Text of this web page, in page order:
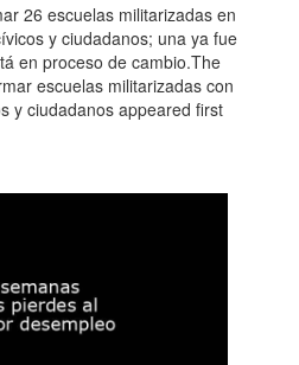
26 escuelas militarizadas en
y ciudadanos; una ya fue
en proceso de cambio.The
escuelas militarizadas con
y ciudadanos appeared first